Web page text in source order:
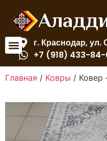
г. Краснодар,
+7 (918) 433-84-
Главная / Ковры / Ковер